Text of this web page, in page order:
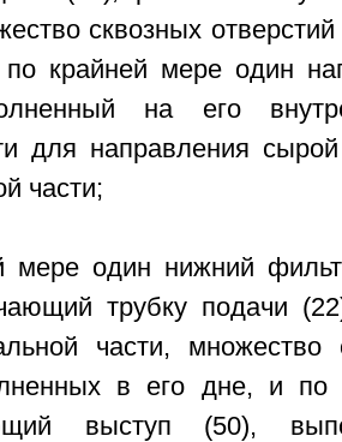
сквозных
крайней мере один
на его
для направления
части;
мере один нижний
трубку подачи
части, множество
в его дне, и по
выступ (50),